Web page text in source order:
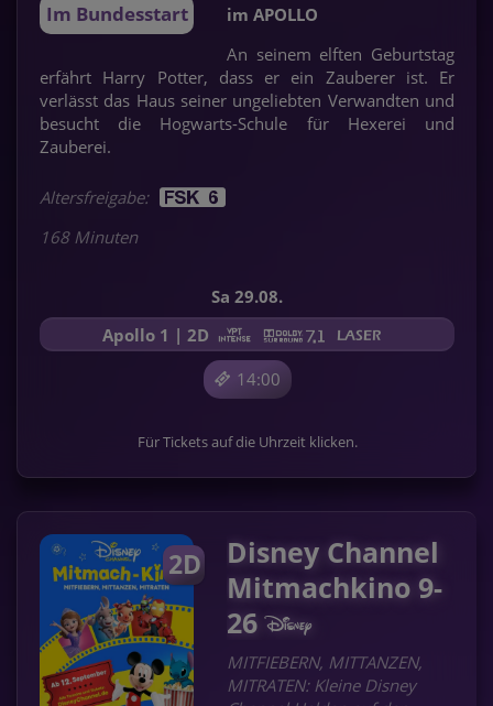
Im Bundesstart
im APOLLO
An seinem elften Geburtstag
erfährt Harry Potter, dass er ein Zauberer ist. Er
verlässt das Haus seiner ungeliebten Verwandten und
besucht die Hogwarts-Schule für Hexerei und
Zauberei.
Altersfreigabe:
168 Minuten
Sa 29.08.
14:00
Apollo 1 | 2D
Für Tickets auf die Uhrzeit klicken.
2D
Disney Channel
Mitmachkino 9-
26
MITFIEBERN, MITTANZEN,
MITRATEN: Kleine Disney